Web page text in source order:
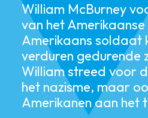
William McBurney
van het
Amerikaans soldaat
verduren gedurende
William streed voor
het nazisme, maar
Amerikanen aan het